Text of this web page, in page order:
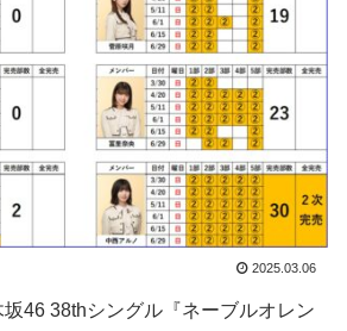
2025.03.06
46 38thシングル『ネーブルオレン